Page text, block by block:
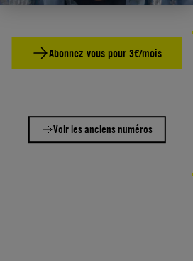
Abonnez-vous pour 3€/mois
Voir les anciens numéros